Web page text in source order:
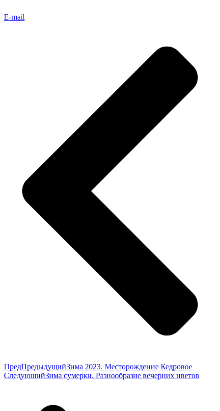
E-mail
ПредПредыдущийЗима 2023. Месторождение Кедровое
СледующийЗима сумерки. Разнообразие вечерних цветов